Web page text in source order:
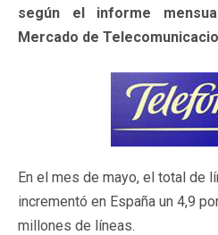
según el informe
Mercado de
En el mes de mayo, el total de
incrementó en España un 4,9
millones de líneas.